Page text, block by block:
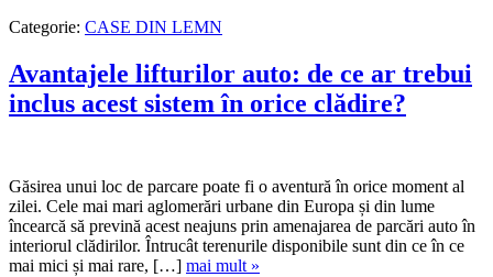
Categorie: CASE DIN LEMN
Avantajele lifturilor auto: de ce ar trebui
inclus acest sistem în orice clădire?
Găsirea unui loc de parcare poate fi o aventură în orice moment al
zilei. Cele mai mari aglomerări urbane din Europa și din lume
încearcă să prevină acest neajuns prin amenajarea de parcări auto în
interiorul clădirilor. Întrucât terenurile disponibile sunt din ce în ce
mai mici și mai rare, […] mai mult »